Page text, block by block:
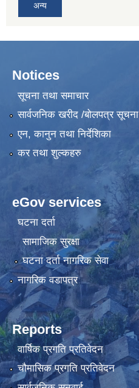
अन्य
Notices
सूचना तथा समाचार
सार्वजनिक खरीद /बोलपत्र सूचना
एन, कानुन तथा निर्देशिका
कर तथा शुल्कहरु
eGov services
घटना दर्ता
सामाजिक सुरक्षा
घटना दर्ता नागरिक सेवा
नागरिक वडापत्र
Reports
वार्षिक प्रगति प्रतिवेदन
चौमासिक प्रगति प्रतिवेदन